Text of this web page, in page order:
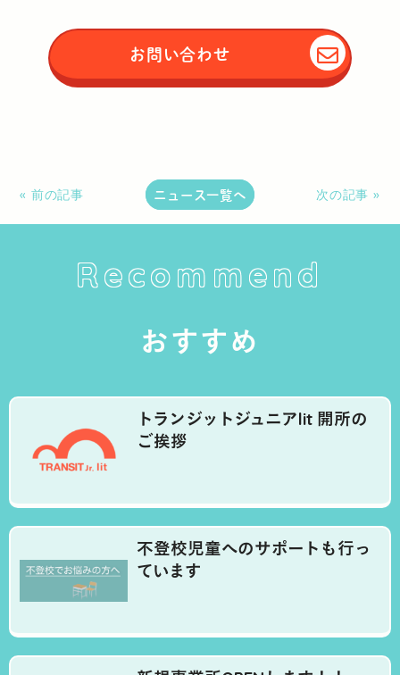
お問い合わせ
« 前の記事 ニュース一覧へ 次の記事 »
Recommend
おすすめ
トランジットジュニアlit 開所の
ご挨拶
不登校児童へのサポートも行っ
ています